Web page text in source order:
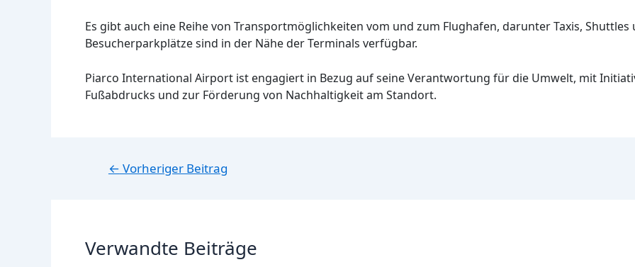
Es gibt auch eine Reihe von Transportmöglichkeiten vom und zum Flughafen, darunter Taxis,
Besucherparkplätze sind in der Nähe der Terminals verfügbar.
Piarco International Airport ist engagiert in Bezug auf seine Verantwortung für die Umwelt, mit
Fußabdrucks und zur Förderung von Nachhaltigkeit am Standort.
Beitragsnavigation
← Vorheriger Beitrag
Verwandte Beiträge